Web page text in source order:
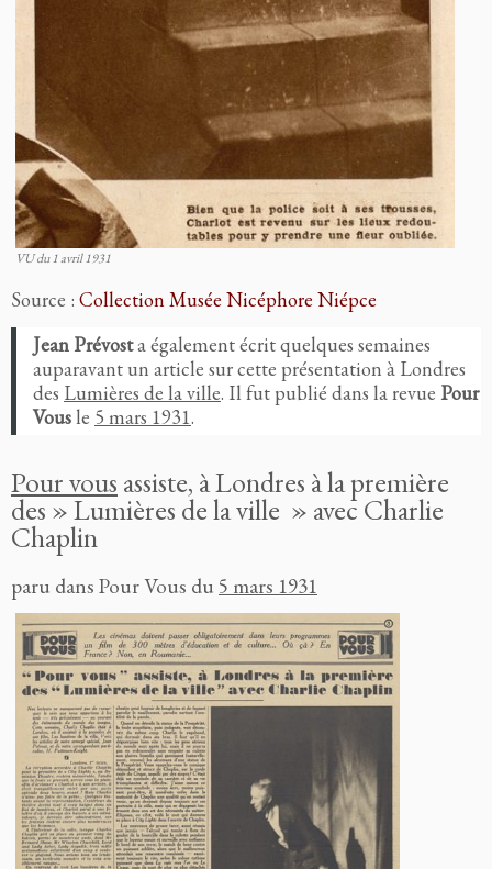
VU du 1 avril 1931
Source : Collection Musée Nicéphore Niépce
Jean Prévosta également écrit quelques semaines
auparavant un article sur cette présentation à Londres
des Lumières de la ville. Il fut publié dans la revue Pour
Vous le 5 mars 1931.
Pour vous assiste, à Londres à la première
des » Lumières de la ville » avec Charlie
Chaplin
paru dans Pour Vous du 5 mars 1931